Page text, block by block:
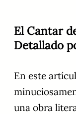
El Cantar
Detallado
En este
una obra